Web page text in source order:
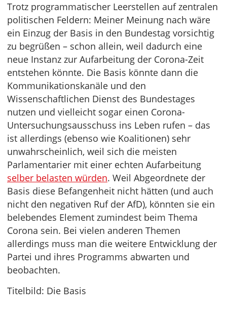
Trotz programmatischer Leerstellen auf zentralen
politischen Feldern: Meiner Meinung nach wäre
ein Einzug der Basis in den Bundestag vorsichtig
zu begrüßen – schon allein, weil dadurch eine
neue Instanz zur Aufarbeitung der Corona-Zeit
entstehen könnte. Die Basis könnte dann die
Kommunikationskanäle und den
Wissenschaftlichen Dienst des Bundestages
nutzen und vielleicht sogar einen Corona-
Untersuchungsausschuss ins Leben rufen – das
ist allerdings (ebenso wie Koalitionen) sehr
unwahrscheinlich, weil sich die meisten
Parlamentarier mit einer echten Aufarbeitung
selber belasten würden. Weil Abgeordnete der
Basis diese Befangenheit nicht hätten (und auch
nicht den negativen Ruf der AfD), könnten sie ein
belebendes Element zumindest beim Thema
Corona sein. Bei vielen anderen Themen
allerdings muss man die weitere Entwicklung der
Partei und ihres Programms abwarten und
beobachten.
Titelbild: Die Basis